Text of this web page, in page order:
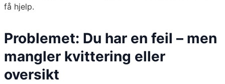
få hjelp.
Problemet: Du har en feil – men
mangler kvittering eller
oversikt